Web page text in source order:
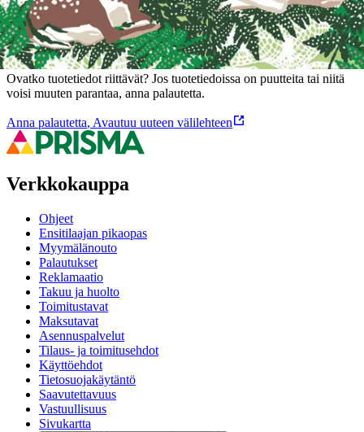
Oletko tyytyväinen tuotetietoihin?
Ovatko tuotetiedot riittävät? Jos tuotetiedoissa on puutteita tai niitä
voisi muuten parantaa, anna palautetta.
Anna palautetta, Avautuu uuteen välilehteen
Verkkokauppa
Ohjeet
Ensitilaajan pikaopas
Myymälänouto
Palautukset
Reklamaatio
Takuu ja huolto
Toimitustavat
Maksutavat
Asennuspalvelut
Tilaus- ja toimitusehdot
Käyttöehdot
Tietosuojakäytäntö
Saavutettavuus
Vastuullisuus
Sivukartta